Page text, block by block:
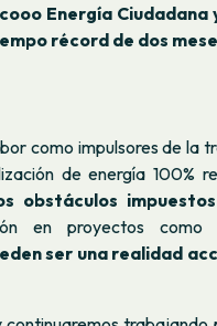
Energía Ciudadana
récord de dos
como impulsores de la
de energía 100%
obstáculos
en proyectos como
ser una realidad